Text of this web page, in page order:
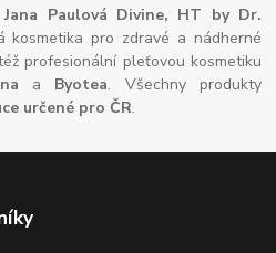
Jana Paulová Divine, HT by Dr.
kosmetika pro zdravé a nádherné
profesionální pleťovou kosmetiku
a Byotea. Všechny produkty
určené pro ČR.